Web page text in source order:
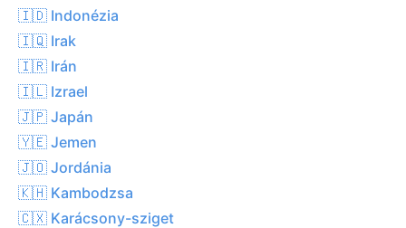
🇮🇩 Indonézia
🇮🇶 Irak
🇮🇷 Irán
🇮🇱 Izrael
🇯🇵 Japán
🇾🇪 Jemen
🇯🇴 Jordánia
🇰🇭 Kambodzsa
🇨🇽 Karácsony-sziget